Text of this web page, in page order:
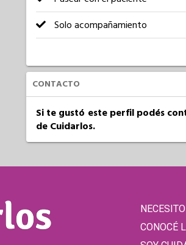
Solo acompañamiento
CONTACTO
Si te gustó este perfil podés
de Cuidarlos.
CONOCÉ